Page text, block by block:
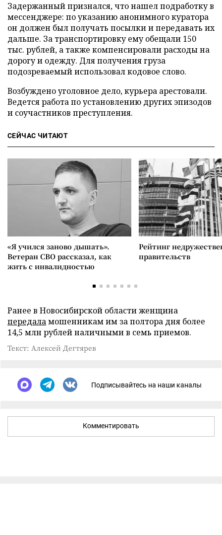
Задержанный признался, что нашел подработку в
мессенджере: по указанию анонимного куратора
он должен был получать посылки и передавать их
дальше. За транспортировку ему обещали 150
тыс. рублей, а также компенсировали расходы на
дорогу и одежду. Для получения груза
подозреваемый использовал кодовое слово.
Возбуждено уголовное дело, курьера арестовали.
Ведется работа по установлению других эпизодов
и соучастников преступления.
СЕЙЧАС ЧИТАЮТ
«Я учился заново дышать».
Ветеран СВО рассказал, как
жить с инвалидностью
Рейтинг
правительств
Ранее в Новосибирской области женщина
передаламошенникам им за полтора дня более
14,5 млн рублей наличными в семь приемов.
Текст: Алексей Дегтярев
Подписывайтесь на наши каналы
Комментировать